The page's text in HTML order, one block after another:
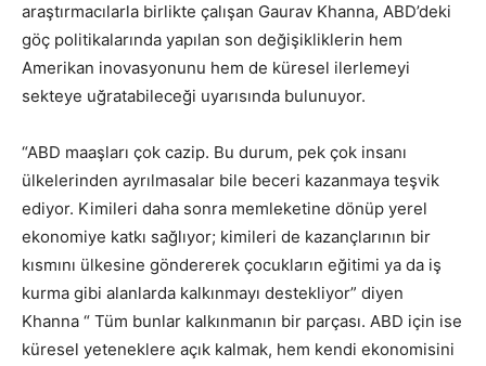
araştırmacılarla birlikte çalışan Gaurav Khanna, ABD’deki
göç politikalarında yapılan son değişikliklerin hem
Amerikan inovasyonunu hem de küresel ilerlemeyi
sekteye uğratabileceği uyarısında bulunuyor.
“ABD maaşları çok cazip. Bu durum, pek çok insanı
ülkelerinden ayrılmasalar bile beceri kazanmaya teşvik
ediyor. Kimileri daha sonra memleketine dönüp yerel
ekonomiye katkı sağlıyor; kimileri de kazançlarının bir
kısmını ülkesine göndererek çocukların eğitimi ya da iş
kurma gibi alanlarda kalkınmayı destekliyor” diyen
Khanna “ Tüm bunlar kalkınmanın bir parçası. ABD için ise
küresel yeteneklere açık kalmak, hem kendi ekonomisini